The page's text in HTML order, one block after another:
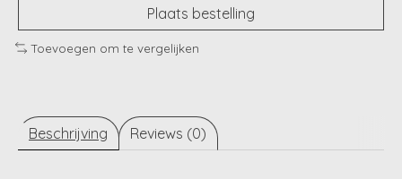
Plaats bestelling
Toevoegen om te vergelijken
Beschrijving Reviews (0)